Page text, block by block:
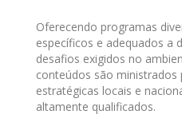
Oferecendo programas
específicos e adequados a
desafios exigidos no
conteúdos são ministrados
estratégicas locais e
altamente qualificados.